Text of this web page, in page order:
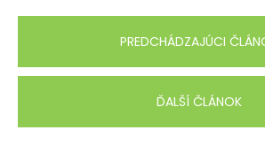
PREDCHÁDZAJÚCI
ĎALŠÍ ČLÁNOK